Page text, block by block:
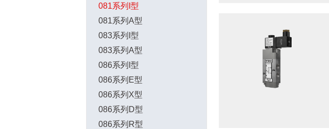
081系列I型
081系列A型
083系列I型
083系列A型
086系列I型
086系列E型
086系列X型
086系列D型
086系列R型